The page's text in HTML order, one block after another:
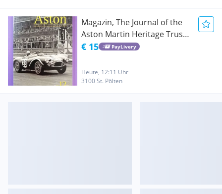
Magazin, The Journal of the
Aston Martin Heritage Trust,
12/2010, 24h LeMans,..
€ 15 PayLivery
Heute, 12:11 Uhr
3100 St. Pölten